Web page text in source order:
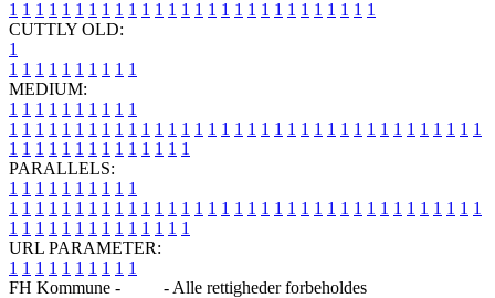
1 1 1 1 1 1 1 1 1 1 1 1 1 1 1 1 1 1 1 1 1 1 1 1 1 1 1 1
CUTTLY OLD:
1
1 1 1 1 1 1 1 1 1 1
MEDIUM:
1 1 1 1 1 1 1 1 1 1
1 1 1 1 1 1 1 1 1 1 1 1 1 1 1 1 1 1 1 1 1 1 1 1 1 1 1 1 1 1 1 1 1 1 1 1
1 1 1 1 1 1 1 1 1 1 1 1 1 1
PARALLELS:
1 1 1 1 1 1 1 1 1 1
1 1 1 1 1 1 1 1 1 1 1 1 1 1 1 1 1 1 1 1 1 1 1 1 1 1 1 1 1 1 1 1 1 1 1 1
1 1 1 1 1 1 1 1 1 1 1 1 1 1
URL PARAMETER:
1 1 1 1 1 1 1 1 1 1
FH Kommune -
- Alle rettigheder forbeholdes